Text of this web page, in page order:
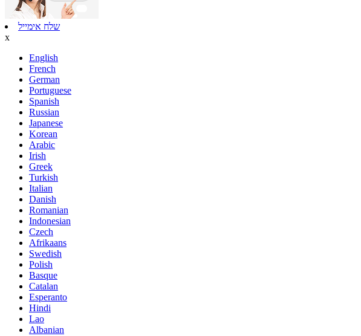
שלח אימייל
x
English
French
German
Portuguese
Spanish
Russian
Japanese
Korean
Arabic
Irish
Greek
Turkish
Italian
Danish
Romanian
Indonesian
Czech
Afrikaans
Swedish
Polish
Basque
Catalan
Esperanto
Hindi
Lao
Albanian